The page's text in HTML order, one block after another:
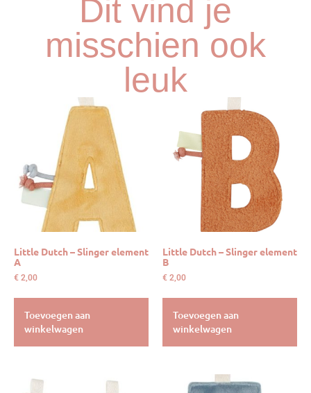
Dit vind je
misschien ook
leuk
Little Dutch – Slinger element
A
€ 2,00
Toevoegen aan
winkelwagen
Little Dutch – Slinger element
B
€ 2,00
Toevoegen aan
winkelwagen